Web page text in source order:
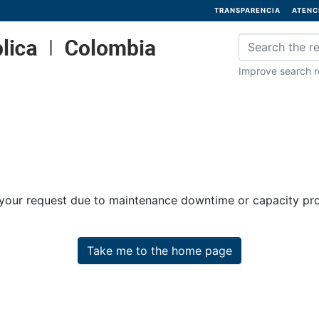
TRANSPARENCIA
Improve search
request due to maintenance downtime or capacity
Take me to the home page